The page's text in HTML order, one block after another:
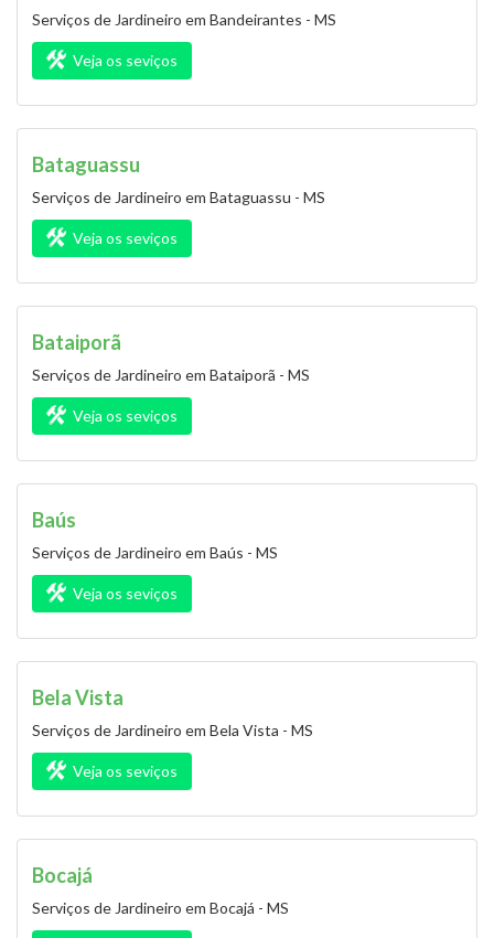
Serviços de Jardineiro em Bandeirantes - MS
Veja os seviços
Bataguassu
Serviços de Jardineiro em Bataguassu - MS
Veja os seviços
Bataiporã
Serviços de Jardineiro em Bataiporã - MS
Veja os seviços
Baús
Serviços de Jardineiro em Baús - MS
Veja os seviços
Bela Vista
Serviços de Jardineiro em Bela Vista - MS
Veja os seviços
Bocajá
Serviços de Jardineiro em Bocajá - MS